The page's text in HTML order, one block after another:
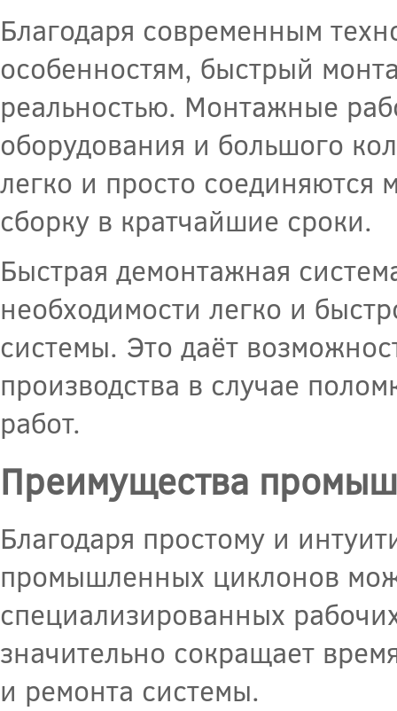
Благодаря современным
особенностям, быстрый
реальностью. Монтажные
оборудования и большого
легко и просто соединяются
сборку в кратчайшие сроки.
Быстрая демонтажная
необходимости легко и
системы. Это даёт
производства в случае
работ.
Преимущества
Благодаря простому и
промышленных циклонов
специализированных
значительно сокращает
и ремонта системы.